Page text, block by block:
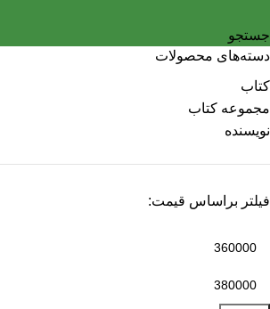
جستجو
دسته‌های محصولات
کتاب
مجموعه کتاب
نویسنده
فیلتر براساس قیمت: